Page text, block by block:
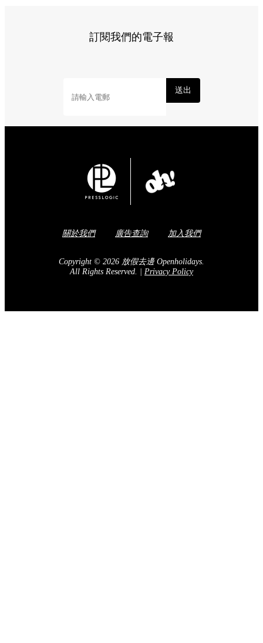
訂閱我們的電子報
送出
關於我們 廣告查詢 加入我們
Copyright © 2026 放假去邊 Openholidays.
All Rights Reserved.
Privacy Policy